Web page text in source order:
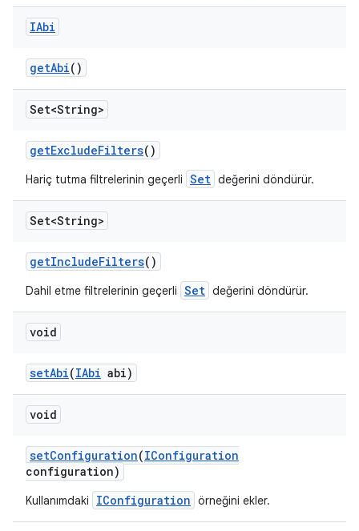
IAbi
getAbi()
Set<String>
getExcludeFilters()
Hariç tutma filtrelerinin geçerli Set değerini döndürür.
Set<String>
getIncludeFilters()
Dahil etme filtrelerinin geçerli Set değerini döndürür.
void
setAbi(IAbi abi)
void
setConfiguration(IConfiguration
configuration)
Kullanımdaki IConfiguration örneğini ekler.